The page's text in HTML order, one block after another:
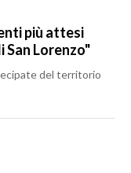
più attesi
Lorenzo"
del territorio